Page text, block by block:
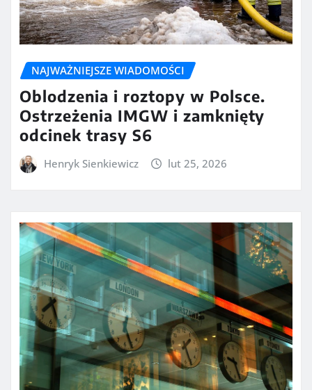
NAJWAŻNIEJSZE WIADOMOŚCI
Oblodzenia i roztopy w Polsce.
Ostrzeżenia IMGW i zamknięty
odcinek trasy S6
Henryk Sienkiewicz lut 25, 2026